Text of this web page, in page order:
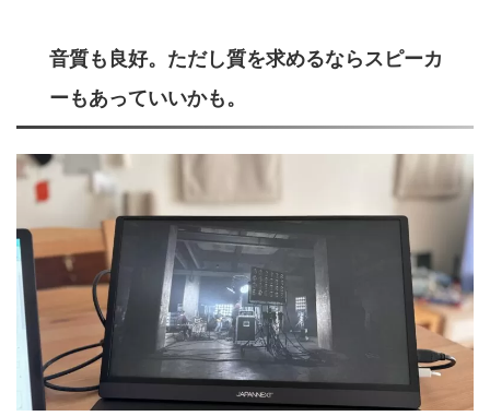
音質も良好。ただし質を求めるならスピーカ
ーもあっていいかも。